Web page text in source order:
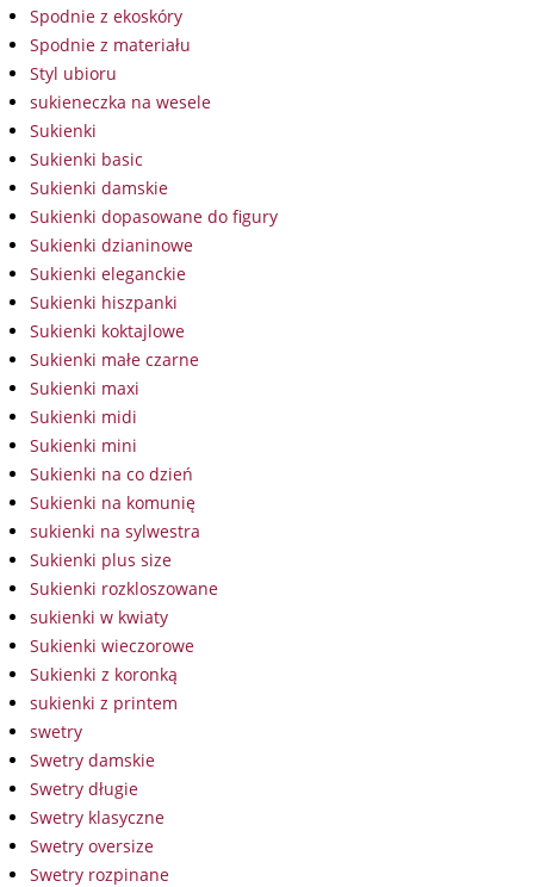
Spodnie z ekoskóry
Spodnie z materiału
Styl ubioru
sukieneczka na wesele
Sukienki
Sukienki basic
Sukienki damskie
Sukienki dopasowane do figury
Sukienki dzianinowe
Sukienki eleganckie
Sukienki hiszpanki
Sukienki koktajlowe
Sukienki małe czarne
Sukienki maxi
Sukienki midi
Sukienki mini
Sukienki na co dzień
Sukienki na komunię
sukienki na sylwestra
Sukienki plus size
Sukienki rozkloszowane
sukienki w kwiaty
Sukienki wieczorowe
Sukienki z koronką
sukienki z printem
swetry
Swetry damskie
Swetry długie
Swetry klasyczne
Swetry oversize
Swetry rozpinane